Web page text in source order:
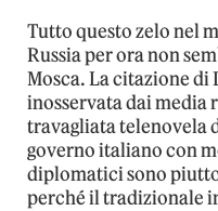
Tutto questo zelo nel
Russia per ora non
Mosca. La citazione di
inosservata dai media
travagliata telenovela
governo italiano con
diplomatici sono
perché il tradizionale